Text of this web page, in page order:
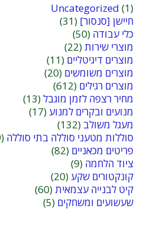
Uncategorized (1)
חיישן [סנסור] (31)
כלי עבודה (50)
מוצרי שירות(22)
מוצרים דיגיטליים (11)
מוצרים משומשים (20)
מוצרים רגילים (612)
מחיר רצפה לזמן מוגבל(13)
מנועים ובקרים למנוע (17)
מעגל משולב (132)
סוללות מטעני סוללה בתי סוללה (19)
פריטים מכאניים (82)
ציוד הלחמה (9)
קונקטורים שקע (20)
קיט לבנייה עצמאית(60)
שעשועים ומשחקים (5)